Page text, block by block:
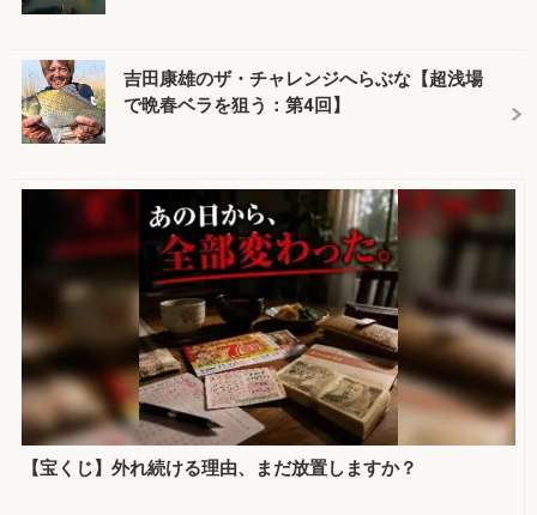
吉田康雄のザ・チャレンジへらぶな【超浅場
で晩春ベラを狙う：第4回】
【宝くじ】外れ続ける理由、まだ放置しますか？